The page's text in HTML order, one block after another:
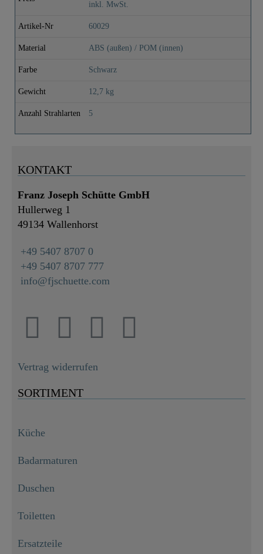
inkl. MwSt.
Artikel-Nr 60029
Material ABS (außen) / POM (innen)
Farbe Schwarz
Gewicht 12,7 kg
Anzahl Strahlarten 5
KONTAKT
Franz Joseph Schütte GmbH
Hullerweg 1
49134 Wallenhorst
+49 5407 8707 0
+49 5407 8707 777
info@fjschuette.com
Vertrag widerrufen
SORTIMENT
Küche
Badarmaturen
Duschen
Toiletten
Ersatzteile